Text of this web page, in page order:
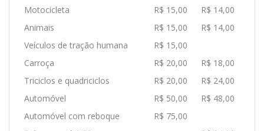
Motocicleta R$ 15,00
R$ 14,00
Animais
R$ 15,00
R$ 14,00
Veículos de tração humana
R$ 15,00
Carroça
R$ 20,00
R$ 18,00
Triciclos e quadriciclos
R$ 20,00
R$ 24,00
Automóvel
R$ 50,00
R$ 48,00
Automóvel com reboque
R$ 75,00